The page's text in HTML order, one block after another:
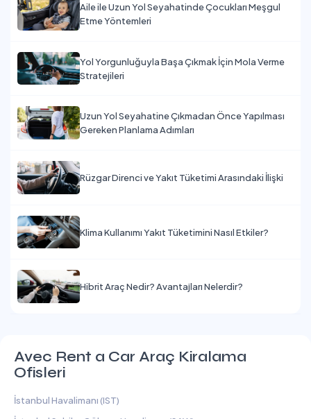
Aile ile Uzun Yol Seyahatinde Çocukları Meşgul
Etme Yöntemleri
Yol Yorgunluğuyla Başa Çıkmak İçin Mola Verme
Stratejileri
Uzun Yol Seyahatine Çıkmadan Önce Yapılması
Gereken Planlama Adımları
Rüzgar Direnci ve Yakıt Tüketimi Arasındaki İlişki
Klima Kullanımı Yakıt Tüketimini Nasıl Etkiler?
Hibrit Araç Nedir? Avantajları Nelerdir?
Avec Rent a Car Araç Kiralama
Ofisleri
İstanbul Havalimanı (IST)